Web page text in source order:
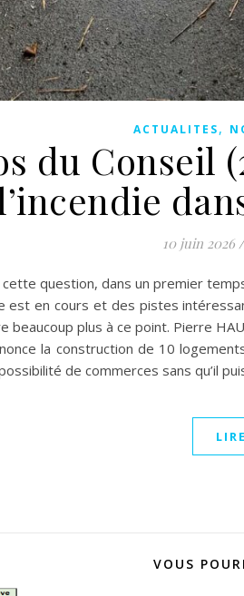
ACTUALITES,
du Conseil
10 juin 2026 /
question, dans un premier
est en cours et des pistes
beaucoup plus à ce point. Pierre
la construction de 10
de commerces sans qu’il
VOUS